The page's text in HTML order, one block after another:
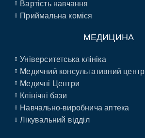
Вартість навчання
Приймальна коміся
МЕДИЦИНА
Університетська клініка
Медичний консультативний центр
Медичні Центри
Клінічні бази
Навчально-виробнича аптека
Лікувальний відділ